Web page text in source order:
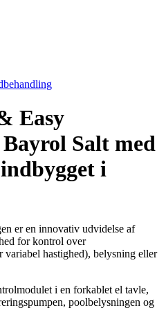
Easy
Salt med
i
er en innovativ udvidelse af
for kontrol over
variabel hastighed), belysning eller
i en forkablet el tavle,
poolbelysningen og